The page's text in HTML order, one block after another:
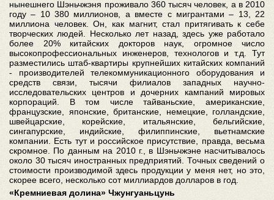
нынешнего Шэньчжэня проживало 360 тысяч человек, а в 2010
году – 10 380 миллионов, а вместе с мигрантами – 13, 22
миллиона человек. Он, как магнит, стал притягивать к себе
творческих людей. Несколько лет назад, здесь уже работало
более 20% китайских докторов наук, огромное число
высокопрофессиональных инженеров, технологов и т.д. Тут
разместились штаб-квартиры крупнейших китайских компаний
- производителей телекоммуникационного оборудования и
средств связи, тысячи филиалов западных научно-
исследовательских центров и дочерних кампаний мировых
корпораций. В том числе тайваньские, американские,
французские, японские, британские, немецкие, голландские,
швейцарские, корейские, итальянские, бельгийские,
сингапурские, индийские, филиппинские, вьетнамские
компании. Есть тут и российское присутствие, правда, весьма
скромное. По данным на 2010 г., в Шэньчжэне насчитывалось
около 30 тысяч иностранных предприятий. Точных сведений о
стоимости производимой здесь продукции у меня нет, но это,
скорее всего, несколько сот миллиардов долларов в год.
«Кремниевая долина» Чжунгуаньцунь